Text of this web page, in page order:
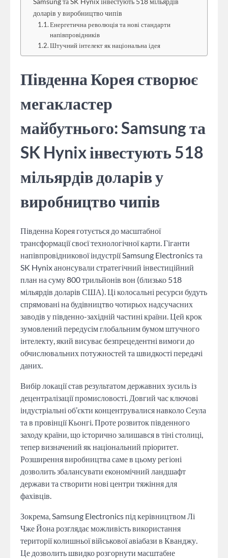
доларів у виробництво чипів
Енергетична революція та нові стандарти
напівпровідників
Штучний інтелект як національна ідея
Південна Корея створює
мегакластер
майбутнього: Samsung та
SK Hynix інвестують 518
мільярдів доларів у
виробництво чипів
Південна Корея готується до масштабної
трансформації своєї технологічної карти. Гіганти
напівпровідникової індустрії Samsung Electronics та
SK Hynix анонсували стратегічний інвестиційний
план на суму 800 трильйонів вон (близько 518
мільярдів доларів США). Ці колосальні ресурси будуть
спрямовані на будівництво чотирьох надсучасних
заводів у південно-західній частині країни. Цей крок
зумовлений передусім глобальним бумом штучного
інтелекту, який висуває безпрецедентні вимоги до
обчислювальних потужностей та швидкості передачі
даних.
Вибір локації став результатом державних зусиль із
децентралізації промисловості. Довгий час ключові
індустріальні об’єкти концентрувалися навколо Сеула
та в провінції Кьонгі. Проте розвиток південного
заходу країни, що історично залишався в тіні столиці,
тепер визначений як національний пріоритет.
Розширення виробництва саме в цьому регіоні
дозволить збалансувати економічний ландшафт
держави та створити нові центри тяжіння для
фахівців.
Зокрема, Samsung Electronics під керівництвом Лі
Чже Йона розглядає можливість використання
території колишньої військової авіабази в Кванджу.
Це дозволить швидко розгорнути масштабне